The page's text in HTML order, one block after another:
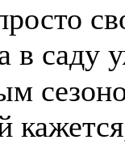
в саду